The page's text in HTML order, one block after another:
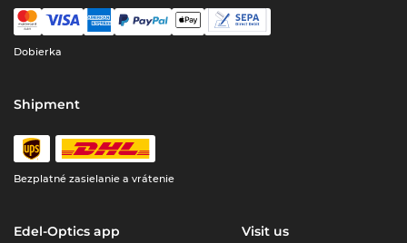
Dobierka
Shipment
Bezplatné zasielanie a vrátenie
Edel-Optics app Visit us